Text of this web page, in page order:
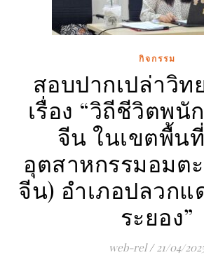
กิจกรรม
สอบปากเปล่าวิ
เรื่อง “วิถีชีวิตพนั
จีน ในเขตพื้น
อุตสาหกรรมอมต
จีน) อำเภอปลวกแ
ระยอง”
web-rel / 21/04/